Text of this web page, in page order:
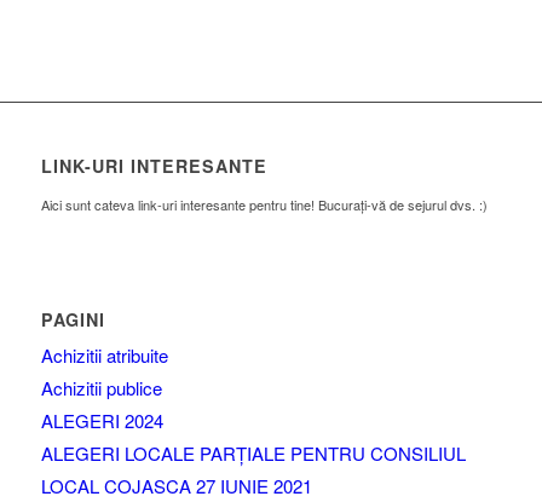
LINK-URI INTERESANTE
Aici sunt cateva link-uri interesante pentru tine! Bucurați-vă de sejurul dvs. :)
PAGINI
Achizitii atribuite
Achizitii publice
ALEGERI 2024
ALEGERI LOCALE PARȚIALE PENTRU CONSILIUL
LOCAL COJASCA 27 IUNIE 2021